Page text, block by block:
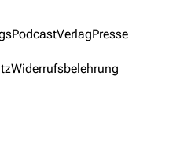
PodcastVerlagPresse
Widerrufsbelehrung